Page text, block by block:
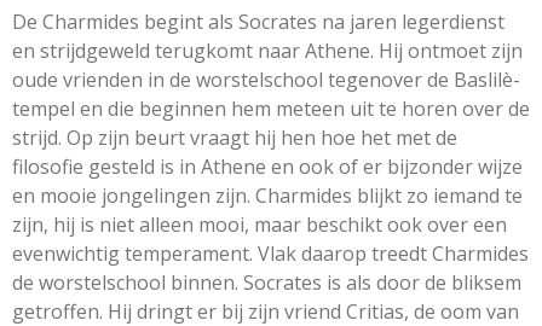
De Charmides begint als Socrates na jaren legerdienst
en strijdgeweld terugkomt naar Athene. Hij ontmoet zijn
oude vrienden in de worstelschool tegenover de Baslilè-
tempel en die beginnen hem meteen uit te horen over de
strijd. Op zijn beurt vraagt hij hen hoe het met de
filosofie gesteld is in Athene en ook of er bijzonder wijze
en mooie jongelingen zijn. Charmides blijkt zo iemand te
zijn, hij is niet alleen mooi, maar beschikt ook over een
evenwichtig temperament. Vlak daarop treedt Charmides
de worstelschool binnen. Socrates is als door de bliksem
getroffen. Hij dringt er bij zijn vriend Critias, de oom van